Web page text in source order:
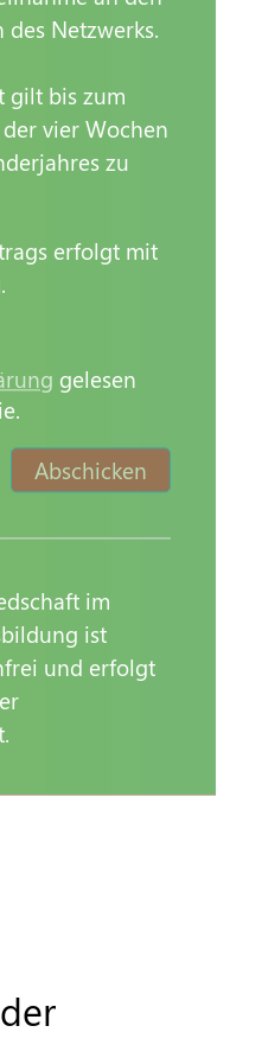
des Netzwerks.
gilt bis zum
vier Wochen
zu
erfolgt mit
gelesen
Abschicken
im
ist
und erfolgt